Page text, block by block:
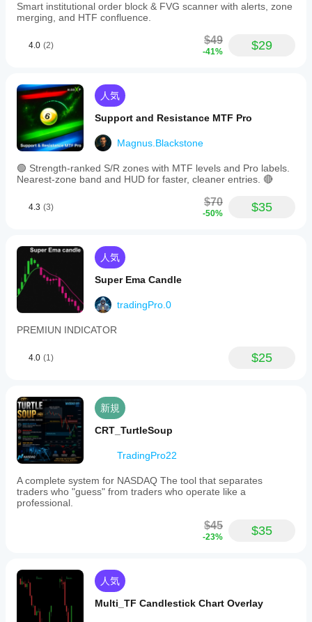
Smart institutional order block & FVG scanner with alerts, zone
merging, and HTF confluence.
4.0 (2) $49
-41% $29
人気
Support and Resistance MTF Pro
Magnus.Blackstone
🟢 Strength-ranked S/R zones with MTF levels and Pro labels.
Nearest-zone band and HUD for faster, cleaner entries. 🔴
4.3 (3) $70
-50% $35
人気
Super Ema Candle
tradingPro.0
PREMIUN INDICATOR
4.0 (1) $25
新規
CRT_TurtleSoup
TradingPro22
A complete system for NASDAQ The tool that separates
traders who "guess" from traders who operate like a
professional.
$45
-23% $35
人気
Multi_TF Candlestick Chart Overlay